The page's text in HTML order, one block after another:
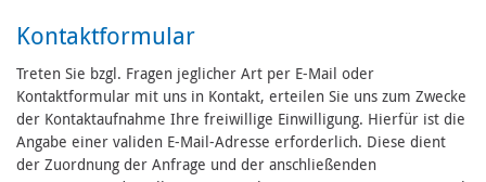
Kontaktformular
Treten Sie bzgl. Fragen jeglicher Art per E-Mail oder
Kontaktformular mit uns in Kontakt, erteilen Sie uns zum Zwecke
der Kontaktaufnahme Ihre freiwillige Einwilligung. Hierfür ist die
Angabe einer validen E-Mail-Adresse erforderlich. Diese dient
der Zuordnung der Anfrage und der anschließenden